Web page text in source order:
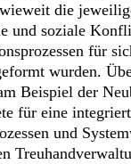
die
und soziale
für
wurden.
Beispiel der
für eine
und